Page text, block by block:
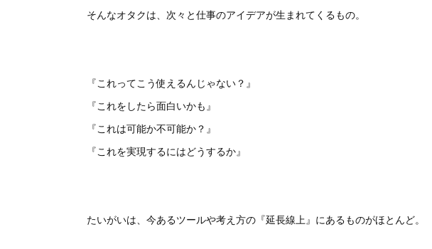
そんなオタクは、次々と仕事のアイデアが生まれてくるもの。
『これってこう使えるんじゃない？』
『これをしたら面白いかも』
『これは可能か不可能か？』
『これを実現するにはどうするか』
たいがいは、今あるツールや考え方の『延長線上』にあるものがほとんど。